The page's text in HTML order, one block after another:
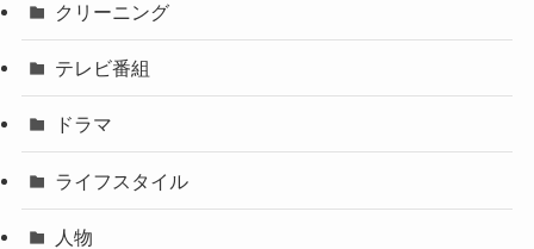
クリーニング
テレビ番組
ドラマ
ライフスタイル
人物